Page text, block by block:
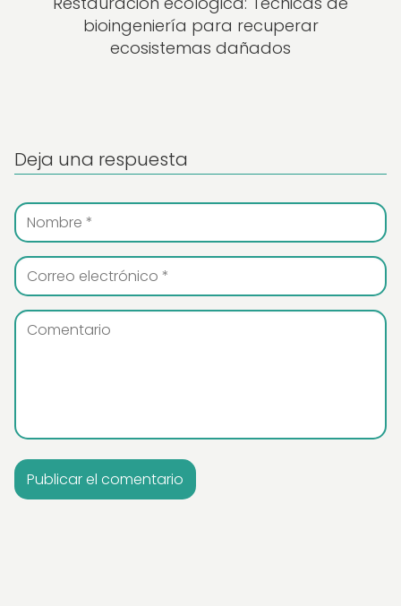
bioingeniería para recuperar
ecosistemas dañados
Deja una respuesta